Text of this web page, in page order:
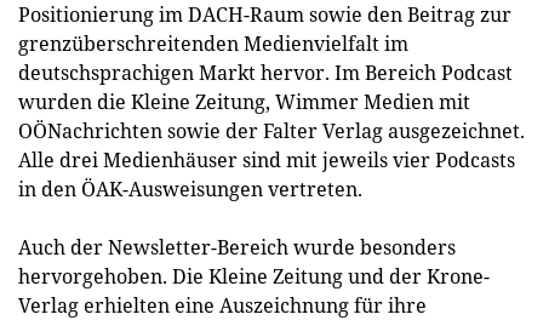
Positionierung im DACH-Raum sowie den Beitrag zur
grenzüberschreitenden Medienvielfalt im
deutschsprachigen Markt hervor. Im Bereich Podcast
wurden die Kleine Zeitung, Wimmer Medien mit
OÖNachrichten sowie der Falter Verlag ausgezeichnet.
Alle drei Medienhäuser sind mit jeweils vier Podcasts
in den ÖAK-Ausweisungen vertreten.
Auch der Newsletter-Bereich wurde besonders
hervorgehoben. Die Kleine Zeitung und der Krone-
Verlag erhielten eine Auszeichnung für ihre